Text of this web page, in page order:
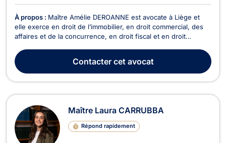
À propos : Maître Amélie DEROANNE est avocate à Liège et
elle exerce en droit de l’immobilier, en droit commercial, des
affaires et de la concurrence, en droit fiscal et en droit
procédure d’exécution, en droit des sociétés ainsi qu’en droit
du crédit et de la consommation. En c...
Contactercet avocat
Maître Laura CARRUBBA
Répond rapidement